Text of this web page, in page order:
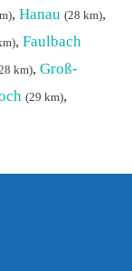
, Hanau (28 km),
, Faulbach
km), Groß-
(29 km),